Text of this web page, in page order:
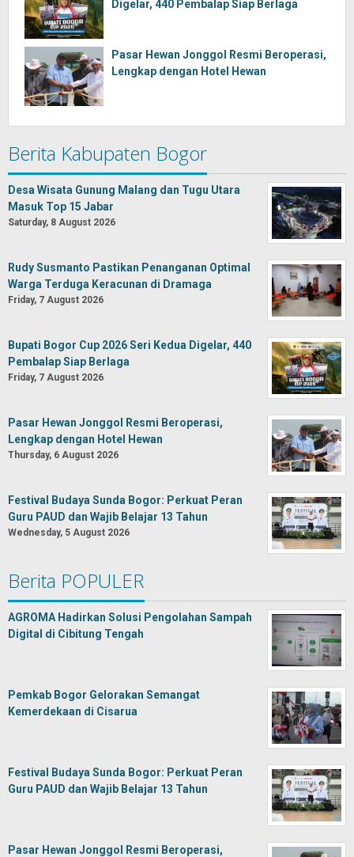
Digelar, 440 Pembalap Siap Berlaga
Pasar Hewan Jonggol Resmi Beroperasi,
Lengkap dengan Hotel Hewan
Berita Kabupaten Bogor
Desa Wisata Gunung Malang dan Tugu Utara
Masuk Top 15 Jabar
Saturday, 8 August 2026
Rudy Susmanto Pastikan Penanganan Optimal
Warga Terduga Keracunan di Dramaga
Friday, 7 August 2026
Bupati Bogor Cup 2026 Seri Kedua Digelar, 440
Pembalap Siap Berlaga
Friday, 7 August 2026
Pasar Hewan Jonggol Resmi Beroperasi,
Lengkap dengan Hotel Hewan
Thursday, 6 August 2026
Festival Budaya Sunda Bogor: Perkuat Peran
Guru PAUD dan Wajib Belajar 13 Tahun
Wednesday, 5 August 2026
Berita POPULER
AGROMA Hadirkan Solusi Pengolahan Sampah
Digital di Cibitung Tengah
Pemkab Bogor Gelorakan Semangat
Kemerdekaan di Cisarua
Festival Budaya Sunda Bogor: Perkuat Peran
Guru PAUD dan Wajib Belajar 13 Tahun
Pasar Hewan Jonggol Resmi Beroperasi,